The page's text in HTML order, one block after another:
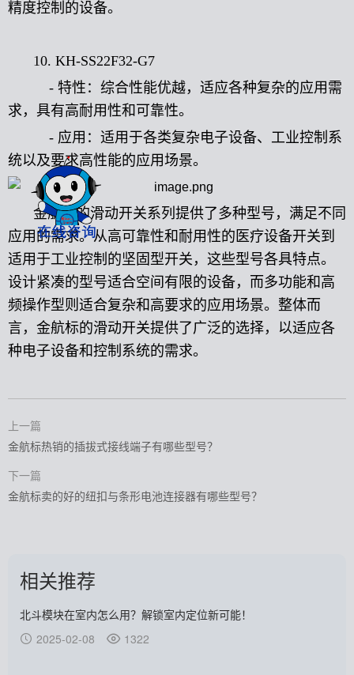
精度控制的设备。
10. KH-SS22F32-G7
- 特性：综合性能优越，适应各种复杂的应用需
求，具有高耐用性和可靠性。
- 应用：适用于各类复杂电子设备、工业控制系
统以及要求高性能的应用场景。
金航标的滑动开关系列提供了多种型号，满足不同
应用的需求。从高可靠性和耐用性的医疗设备开关到
适用于工业控制的坚固型开关，这些型号各具特点。
设计紧凑的型号适合空间有限的设备，而多功能和高
频操作型则适合复杂和高要求的应用场景。整体而
言，金航标的滑动开关提供了广泛的选择，以适应各
种电子设备和控制系统的需求。
上一篇
金航标热销的插拔式接线端子有哪些型号？
下一篇
金航标卖的好的纽扣与条形电池连接器有哪些型号？
相关推荐
北斗模块在室内怎么用？解锁室内定位新可能！
2025-02-08
1322